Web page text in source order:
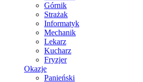
Górnik
Strażak
Informatyk
Mechanik
Lekarz
Kucharz
Fryzjer
Okazje
Panieński